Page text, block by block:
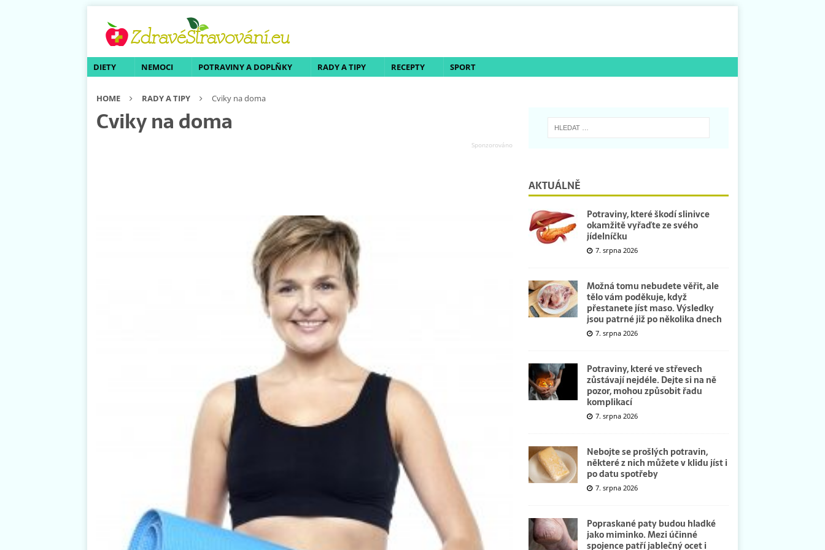
DIETY NEMOCI POTRAVINY A DOPLŇKY RADY A TIPY RECEPTY SPORT
HOME RADY A TIPY Cviky na doma
Cviky na doma
AKTUÁLNĚ
Potraviny, které škodí slinivce
okamžitě vyřaďte ze svého
jídelníčku
7. srpna 2026
Možná tomu nebudete věřit, ale
tělo vám poděkuje, když
přestanete jíst maso. Výsledky
jsou patrné již po několika dnech
7. srpna 2026
Potraviny, které ve střevech
zůstávají nejdéle. Dejte si na ně
pozor, mohou způsobit řadu
komplikací
7. srpna 2026
Nebojte se prošlých potravin,
některé z nich můžete v klidu jíst i
po datu spotřeby
7. srpna 2026
Popraskané paty budou hladké
jako miminko. Mezi účinné
spojence patří jablečný ocet i